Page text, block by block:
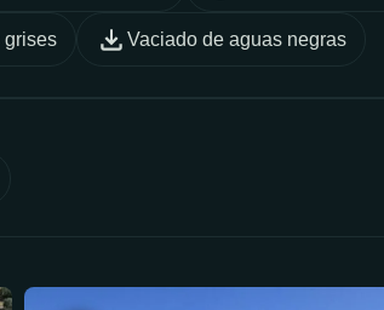
grises Vaciado de aguas negras